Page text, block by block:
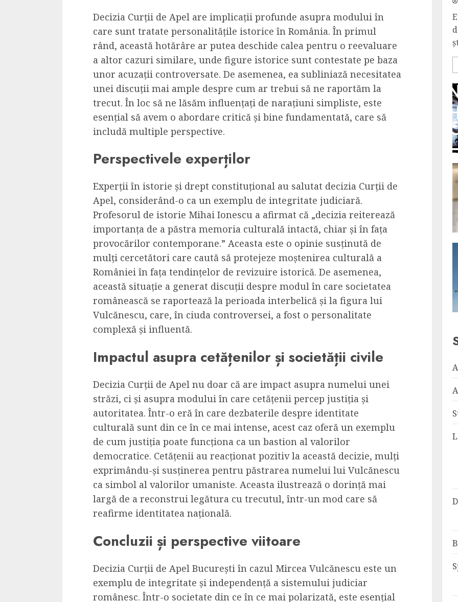
Decizia Curții de Apel are implicații profunde asupra modului în
care sunt tratate personalitățile istorice în România. În primul
rând, această hotărâre ar putea deschide calea pentru o reevaluare
a altor cazuri similare, unde figure istorice sunt contestate pe baza
unor acuzații controversate. De asemenea, ea subliniază necesitatea
unei discuții mai ample despre cum ar trebui să ne raportăm la
trecut. În loc să ne lăsăm influențați de narațiuni simpliste, este
esențial să avem o abordare critică și bine fundamentată, care să
includă multiple perspective.
Perspectivele experților
Experții în istorie și drept constituțional au salutat decizia Curții de
Apel, considerând-o ca un exemplu de integritate judiciară.
Profesorul de istorie Mihai Ionescu a afirmat că „decizia reiterează
importanța de a păstra memoria culturală intactă, chiar și în fața
provocărilor contemporane.” Aceasta este o opinie susținută de
mulți cercetători care caută să protejeze moștenirea culturală a
României în fața tendințelor de revizuire istorică. De asemenea,
această situație a generat discuții despre modul în care societatea
românească se raportează la perioada interbelică și la figura lui
Vulcănescu, care, în ciuda controversei, a fost o personalitate
complexă și influentă.
Impactul asupra cetățenilor și societății civile
Decizia Curții de Apel nu doar că are impact asupra numelui unei
străzi, ci și asupra modului în care cetățenii percep justiția și
autoritatea. Într-o eră în care dezbaterile despre identitate
culturală sunt din ce în ce mai intense, acest caz oferă un exemplu
de cum justiția poate funcționa ca un bastion al valorilor
democratice. Cetățenii au reacționat pozitiv la această decizie, mulți
exprimându-și susținerea pentru păstrarea numelui lui Vulcănescu
ca simbol al valorilor umaniste. Aceasta ilustrează o dorință mai
largă de a reconstrui legătura cu trecutul, într-un mod care să
reafirme identitatea națională.
Concluzii și perspective viitoare
Decizia Curții de Apel București în cazul Mircea Vulcănescu este un
exemplu de integritate și independență a sistemului judiciar
românesc. Într-o societate din ce în ce mai polarizată, este esențial